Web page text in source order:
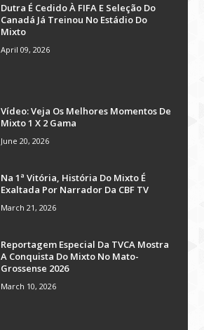
Dutra É Cedido À FIFA E Seleção Do
Canadá Já Treinou No Estádio Do
Mixto
April 09, 2026
Vídeo: Veja Os Melhores Momentos De
Mixto 1 X 2 Gama
June 20, 2026
Na 1ª Vitória, História Do Mixto É
Exaltada Por Narrador Da CBF TV
March 21, 2026
Reportagem Especial Da TVCA Mostra
A Conquista Do Mixto No Mato-
Grossense 2026
March 10, 2026